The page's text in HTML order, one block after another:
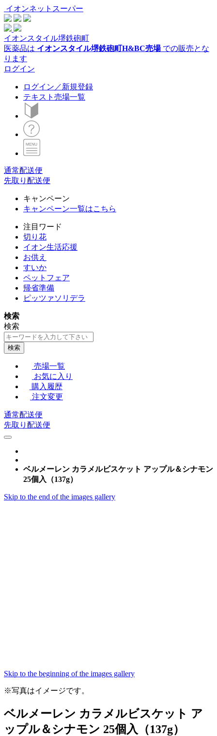
イオンネットスーパー
イオンスタイル堺鉄砲町
医薬品は イオンスタイル堺鉄砲町H&BC売場での販売とな
ります
ログイン
ログイン／新規登録
テキスト売場一覧
通常配送便
先取り配送便
キャンペーン
キャンペーン一覧はこちら
注目ワード
切り花
イオン生活応援
お供え
すいか
ペットフェア
帰省準備
ピッツァソリデラ
検索
検索
検索
売場一覧
お気に入り
購入履歴
注文変更
通常配送便
先取り配送便
ベルメーレン カラメルビスケット アップル＆シナモン
25個入（137g）
Skip to the end of the images gallery
Skip to the beginning of the images gallery
※写真はイメージです。
ベルメーレン カラメルビスケット ア
ップル＆シナモン 25個入（137g）